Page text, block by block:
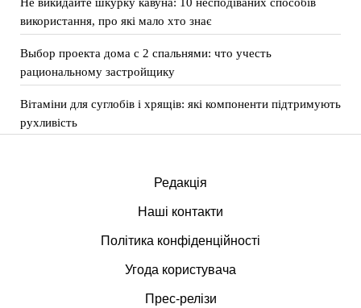
використання, про які мало хто знає
Выбор проекта дома с 2 спальнями: что учесть
рациональному застройщику
Вітаміни для суглобів і хрящів: які компоненти підтримують
рухливість
Редакція
Наші контакти
Політика конфіденційності
Угода користувача
Прес-релізи